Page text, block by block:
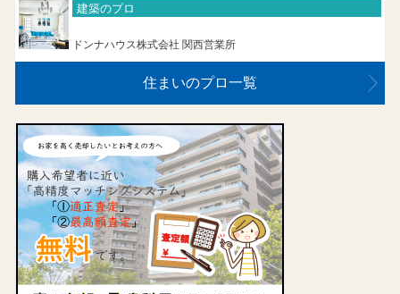
建築のプロ
ドンナハウス株式会社 関西営業所
住まいのプロ一覧